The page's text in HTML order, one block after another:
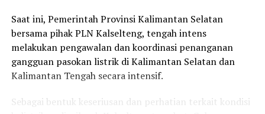
Lebih lanjut, Gubernur H. Muhidin juga mendorong
rehabilitasi hutan melalui penanaman tanaman
produktif yang dapat memberikan manfaat ekonomi
bagi masyarakat sekitar.
tanaman produktif seperti durian, manggis, rambutan,
Saat ini, Pemerintah Provinsi Kalimantan Selatan
bersama pihak PLN Kalselteng, tengah intens
melakukan pengawalan dan koordinasi penanganan
gangguan pasokan listrik di Kalimantan Selatan dan
Kalimantan Tengah secara intensif.
Sebagai bentuk keseriusan dan perhatian terkait kondisi